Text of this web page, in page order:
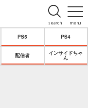
menu
search
PS5 PS4
配信者
インサイドちゃ
ん